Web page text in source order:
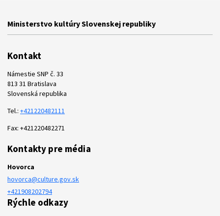
Ministerstvo kultúry Slovenskej republiky
Kontakt
Námestie SNP č. 33
813 31 Bratislava
Slovenská republika
Tel.: +421220482111
Fax: +421220482271
Kontakty pre média
Hovorca
hovorca@culture.gov.sk
+421908202794
Rýchle odkazy